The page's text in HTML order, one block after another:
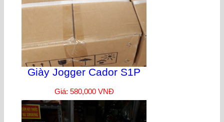
Giày Jogger Cador S1P
Giá: 580,000 VNĐ